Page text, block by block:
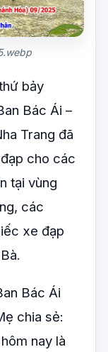
bảy
Bác Ái –
Trang đã
cho các
tại vùng
các
xe đạp
Bác Ái
chia sẻ:
nay là